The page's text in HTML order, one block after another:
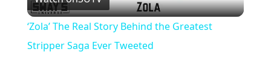
Video
‘Zola’ The Real Story Behind the Greatest
Stripper Saga Ever Tweeted